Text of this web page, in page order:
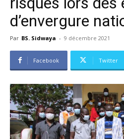
d’envergure
Par BS. Sidwaya - 9 décembre 2021
Facebook Twitter